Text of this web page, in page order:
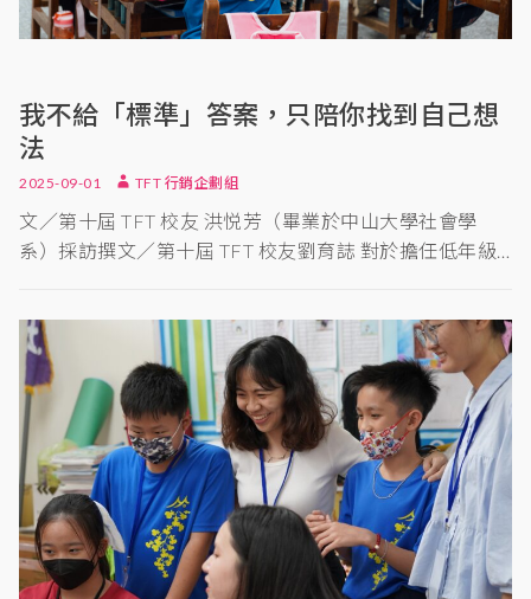
我不給「標準」答案，只陪你找到自己想
法
2025-09-01 TFT 行銷企劃組
文／第十屆 TFT 校友 洪悦芳（畢業於中山大學社會學
系）採訪撰文／第十屆 TFT 校友劉育誌 對於擔任低年級…